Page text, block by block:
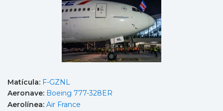
Matícula: F-GZNL
Aeronave: Boeing 777-328ER
Aerolínea: Air France